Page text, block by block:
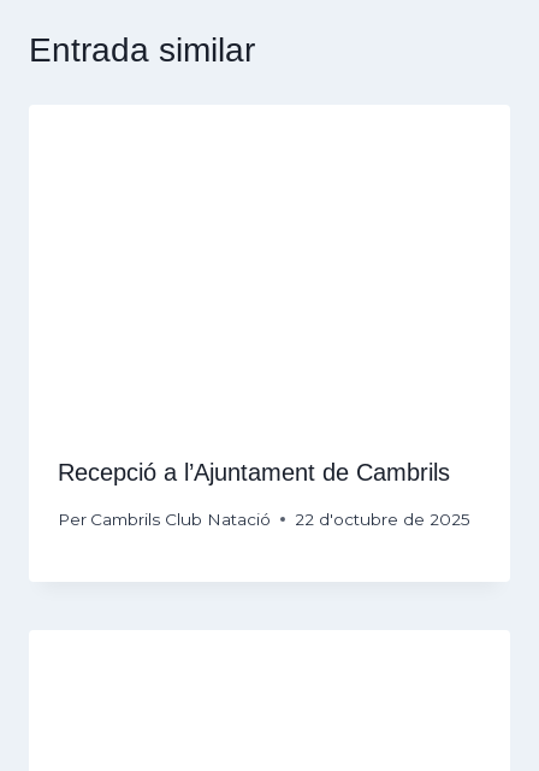
Entrada similar
Recepció a l’Ajuntament de Cambrils
Per Cambrils Club Natació 22 d'octubre de 2025